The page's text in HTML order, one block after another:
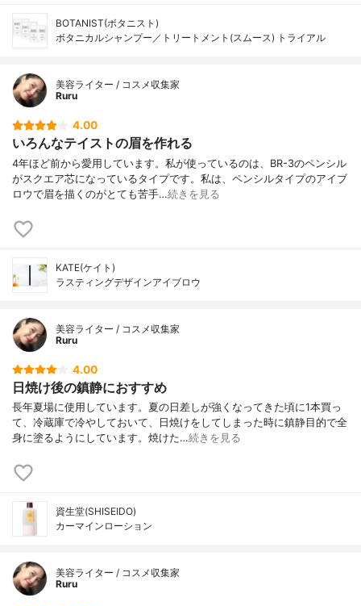
BOTANIST(ボタニスト)
ボタニカルシャンプー／トリートメント(スムース) トライアル
美容ライター / コスメ収集家
Ruru
4.00
いろんなテイストの眉を作れる
4年ほど前から愛用しています。私が使っているのは、BR-3のペンシル
がスクエア芯になっているタイプです。私は、ペンシルタイプのアイブ
ロウで眉を描くのがとても苦手…続きを見る
KATE(ケイト)
ラスティングデザインアイブロウ
美容ライター / コスメ収集家
Ruru
4.00
日焼け後の鎮静におすすめ
長年夏場に使用しています。夏の日差しが強くなってきた頃に1本買っ
て、冷蔵庫で冷やしておいて、日焼けをしてしまった時に鎮静目的で全
身に塗るようにしています。焼けた…続きを見る
資生堂(SHISEIDO)
カーマインローション
美容ライター / コスメ収集家
Ruru